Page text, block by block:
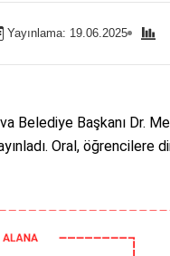
Yayınlama: 19.06.2025
Belediye Başkanı Dr.
Oral, öğrencilere